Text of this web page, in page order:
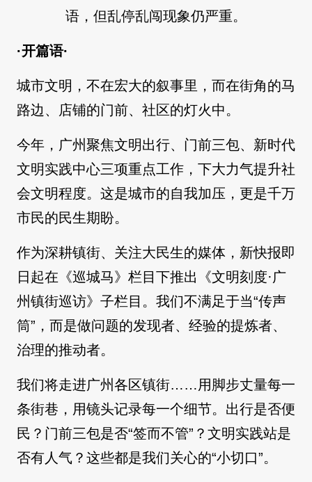
语，但乱停乱闯现象仍严重。
·开篇语·
城市文明，不在宏大的叙事里，而在街角的马
路边、店铺的门前、社区的灯火中。
今年，广州聚焦文明出行、门前三包、新时代
文明实践中心三项重点工作，下大力气提升社
会文明程度。这是城市的自我加压，更是千万
市民的民生期盼。
作为深耕镇街、关注大民生的媒体，新快报即
日起在《巡城马》栏目下推出《文明刻度·广
州镇街巡访》子栏目。我们不满足于当“传声
筒”，而是做问题的发现者、经验的提炼者、
治理的推动者。
我们将走进广州各区镇街……用脚步丈量每一
条街巷，用镜头记录每一个细节。出行是否便
民？门前三包是否“签而不管”？文明实践站是
否有人气？这些都是我们关心的“小切口”。